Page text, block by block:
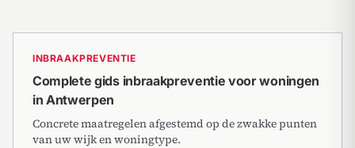
INBRAAKPREVENTIE
Complete gids inbraakpreventie voor woningen
in Antwerpen
Concrete maatregelen afgestemd op de zwakke punten
van uw wijk en woningtype.